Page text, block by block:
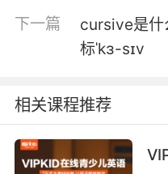
柯蒂斯 把那个夹克拿
7. curtis, take a
柯蒂斯 带一组人去石
8. curtis, my older
柯蒂斯 我的长子 他上
下一篇
cursive是什
标ˈkɜ-sɪv
相关课程推荐